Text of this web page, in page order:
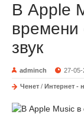
В Apple
звук
adminch 27-05-
Ченет / Интернет -